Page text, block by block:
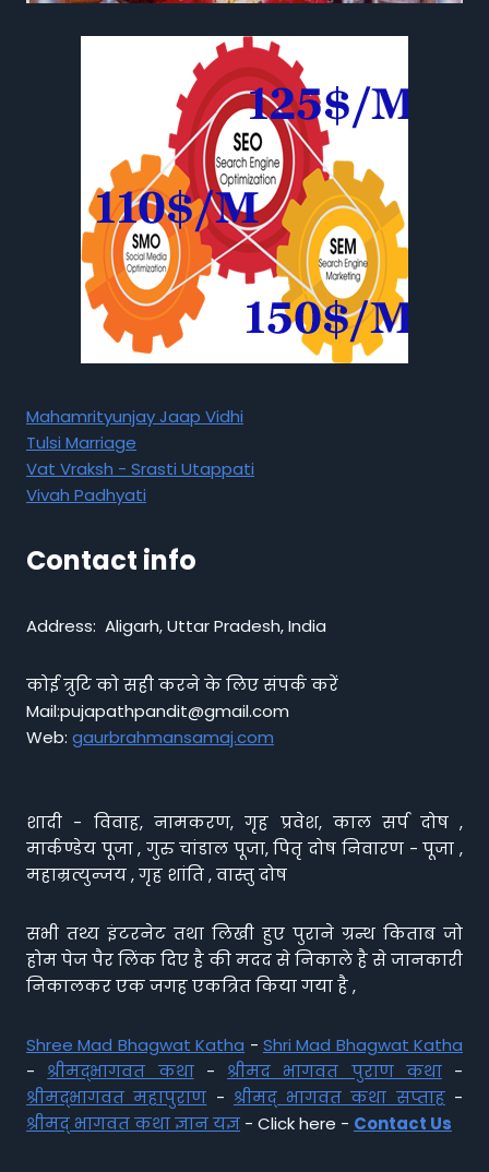
Mahamrityunjay Jaap Vidhi
Tulsi Marriage
Vat Vraksh - Srasti Utappati
Vivah Padhyati
Contact info
Address: Aligarh, Uttar Pradesh, India
कोई त्रुटि को सही करने के लिए संपर्क करें
Mail:pujapathpandit@gmail.com
Web: gaurbrahmansamaj.com
शादी - विवाह, नामकरण, गृह प्रवेश, काल सर्प दोष ,
मार्कण्डेय पूजा , गुरु चांडाल पूजा, पितृ दोष निवारण - पूजा ,
महाम्रत्युन्जय , गृह शांति , वास्तु दोष
सभी तथ्य इंटरनेट तथा लिखी हुए पुराने ग्रन्थ किताब जो
होम पेज पैर लिंक दिए है की मदद से निकाले है से जानकारी
निकालकर एक जगह एकत्रित किया गया है ,
Shree Mad Bhagwat Katha - Shri Mad Bhagwat Katha
- श्रीमद्भागवत कथा- श्रीमद भागवत पुराण कथा-
श्रीमद्भागवत महापुराण - श्रीमद् भागवत कथा सप्ताह-
श्रीमद् भागवत कथा ज्ञान यज्ञ - Click here - Contact Us